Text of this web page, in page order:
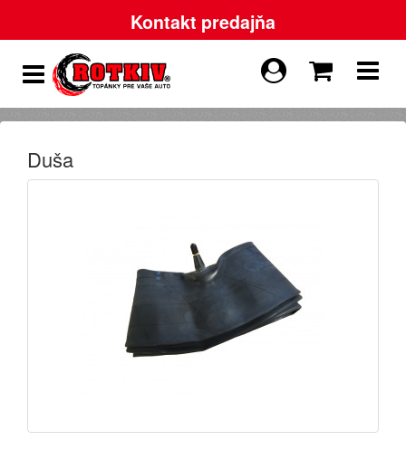
Kontakt predajňa
Duša